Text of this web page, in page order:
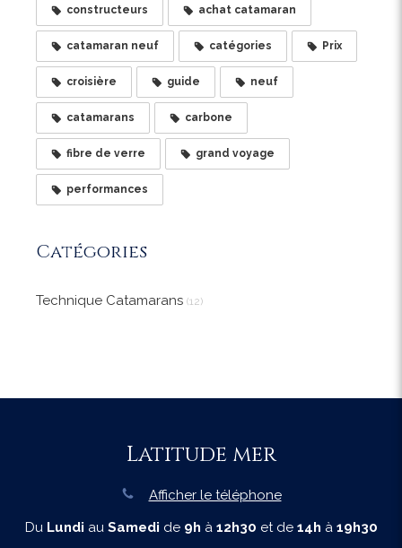
constructeurs achat catamaran
catamaran neuf catégories Prix
croisière guide neuf
catamarans carbone
fibre de verre grand voyage
performances
Catégories
Technique Catamarans (12)
Latitude mer
Afficher le téléphone
Du Lundi au Samedi de 9h à 12h30 et de 14h à 19h30